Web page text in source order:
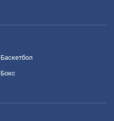
Баскетбол
Бокс